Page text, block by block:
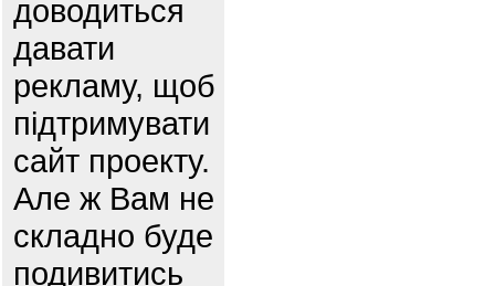
доводиться
давати
рекламу, щоб
підтримувати
сайт проекту.
Але ж Вам не
складно буде
подивитись